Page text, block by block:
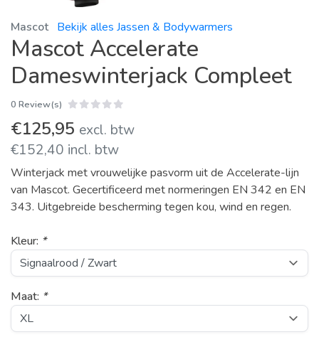
Mascot Bekijk alles Jassen & Bodywarmers
Mascot Accelerate
Dameswinterjack Compleet
0 Review(s)
€125,95 excl. btw
€152,40 incl. btw
Winterjack met vrouwelijke pasvorm uit de Accelerate-lijn
van Mascot. Gecertificeerd met normeringen EN 342 en EN
343. Uitgebreide bescherming tegen kou, wind en regen.
Kleur: *
Maat: *